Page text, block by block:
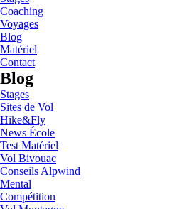
Coaching
Voyages
Blog
Matériel
Contact
Blog
Stages
Sites de Vol
Hike&Fly
News École
Test Matériel
Vol Bivouac
Conseils Alpwind
Mental
Compétition